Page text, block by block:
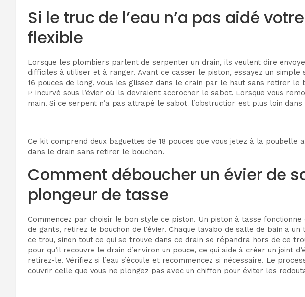
Si le truc de l’eau n’a pas aidé
flexible
Lorsque les plombiers parlent de serpenter un drain, ils veulent dire
difficiles à utiliser et à ranger. Avant de casser le piston, essayez un
16 pouces de long, vous les glissez dans le drain par le haut sans retirer
P incurvé sous l’évier où ils devraient accrocher le sabot. Lorsque vous
main. Si ce serpent n’a pas attrapé le sabot, l’obstruction est plus loin
Ce kit comprend deux baguettes de 18 pouces que vous jetez à la poubelle
dans le drain sans retirer le bouchon.
Comment déboucher un évier de
plongeur de tasse
Commencez par choisir le bon style de piston. Un piston à tasse
de gants, retirez le bouchon de l’évier. Chaque lavabo de salle de bain a
ce trou, sinon tout ce qui se trouve dans ce drain se répandra hors de ce
pour qu’il recouvre le drain d’environ un pouce, ce qui aide à créer un joint
retirez-le. Vérifiez si l’eau s’écoule et recommencez si nécessaire. Le
couvrir celle que vous ne plongez pas avec un chiffon pour éviter les